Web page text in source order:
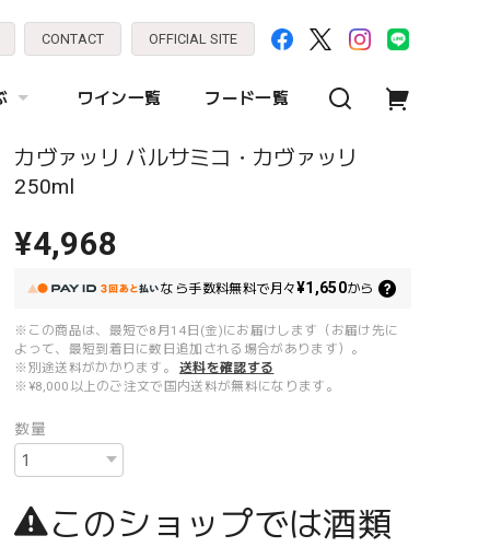
CONTACT OFFICIAL SITE
ワイン一覧 フード一覧
カヴァッリ バルサミコ・カヴァッリ
250ml
¥4,968
なら手数料無料で月々¥1,650から
※この商品は、最短で8月14日(金)にお届けします（お届け先に
よって、最短到着日に数日追加される場合があります）。
※別途送料がかかります。
送料を確認する
※¥8,000以上のご注文で国内送料が無料になります。
数量
このショップでは酒類